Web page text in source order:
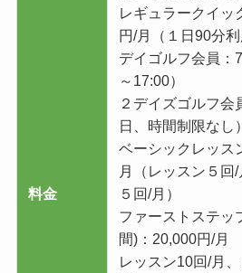
料金
レギュラークイッ
円/月（１日90分利
デイゴルフ会員：
～17:00）
２デイズゴルフ会
日、時間制限なし）
ベーシックレッス
月（レッスン５回
５回/月）
ファーストステッ
間)：20,000円/月
レッスン10回/月